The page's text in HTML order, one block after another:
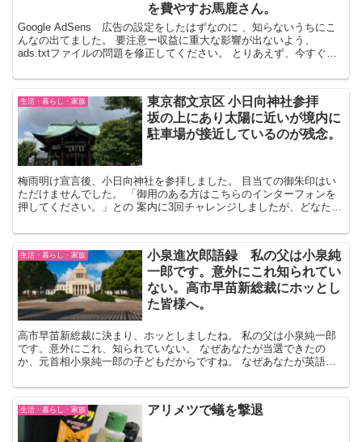
を費やすお馬鹿さん。
Google AdSens 広告の設定をしたはずなのに 、知らないうちにこ
んなの出てました。 要注意ー収益に重大な影響が出ないよう、
ads.txtファイルの問題を修正してください。 とりあえず、今すぐ修
生活・暮らし・家族
東京都文京区 小日向神社参拝
坂の上にあり太陽に近いが境内に
駐車場が接近しているのが残念。
梅雨明け宣言後、小日向神社を参拝しました。 目当ての御朱印はい
ただけませんでした。 「御用のある方はこちらのインターフォンを
押してください。」との 案内に3回チャレンジしましたが、どなたも
生活・暮らし・家族
小泉進次郎語録 私の父は小泉純
一郎です。意外にこれ知られてい
ない。高市早苗新総裁にホッとし
た皆様へ。
高市早苗新総裁に決まり、ホッとしましたね。 私の父は小泉純一郎
です。意外にこれ、知られていない。 なぜあなたが当選できたの
か、元首相小泉純一郎の子どもだからですね。 なぜあなたが英語が
生活・暮らし・家族 アリメツで蟻を撃退